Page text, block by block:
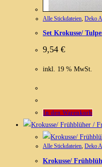
Alle Stickdateien, Deko
Set Krokusse/
9,54 €
inkl. 19 % MwSt.
In den Warenkorb
Alle Stickdateien, Deko
Krokusse/